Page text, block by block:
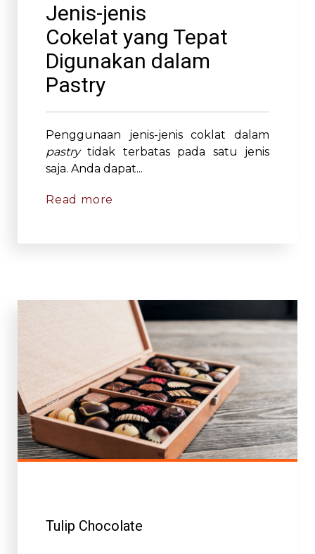
Jenis-jenis
Cokelat yang Tepat
Digunakan dalam
Pastry
Penggunaan jenis-jenis coklat dalam
pastrytidak terbatas pada satu jenis
saja. Anda dapat...
Read more
Tulip Chocolate